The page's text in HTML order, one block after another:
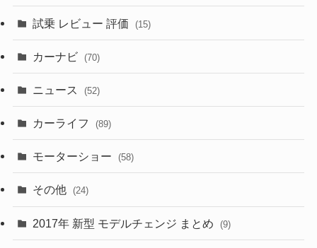
(253)
(50)
(43)
(6)
(9)
(58)
(28)
(27)
(26)
(3)
(1)
(5)
(7)
試乗 レビュー 評価 (15)
カーナビ (70)
ニュース (52)
カーライフ (89)
モーターショー (58)
その他 (24)
2017年 新型 モデルチェンジ まとめ (9)